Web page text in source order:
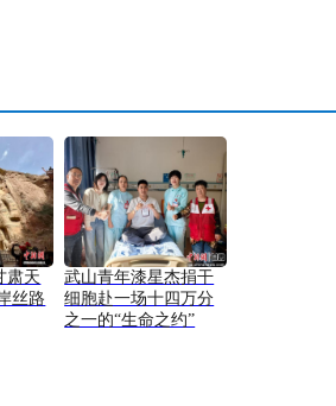
肃天
丝路
武山青年漆星杰捐干
细胞赴一场十四万分
之一的“生命之约”